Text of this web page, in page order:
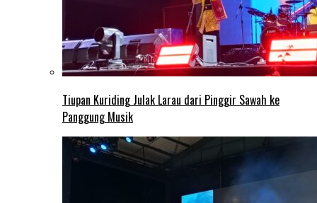
Tiupan Kuriding Julak Larau dari Pinggir Sawah ke
Panggung Musik